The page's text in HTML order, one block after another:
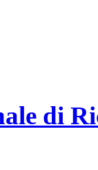
di